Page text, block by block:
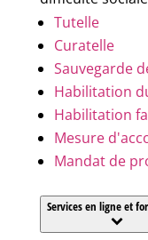
Tutelle
Curatelle
Sauvegarde
Habilitation
Habilitation
Mesure
Mandat de
Services en ligne et